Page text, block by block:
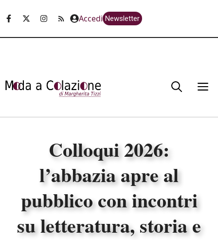
Accedi Newsletter
Colloqui 2026:
l’abbazia apre al
pubblico con incontri
su letteratura, storia e